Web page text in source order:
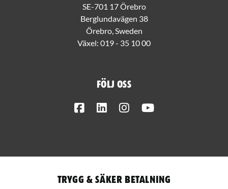
SE-701 17 Örebro
Berglundavägen 38
Örebro, Sweden
Växel: 019 - 35 10 00
Följ oss
FacebookLinkedInInstagram
Trygg & säker betalning